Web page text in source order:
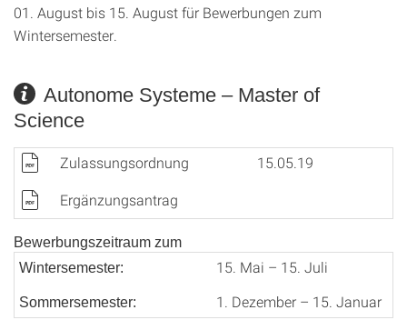
01. August bis 15. August für Bewerbungen zum
Wintersemester.
Autonome Systeme – Master of
Science
Zulassungsordnung
15.05.19
Ergänzungsantrag
Bewerbungszeitraum zum
Wintersemester:
15. Mai – 15. Juli
Sommersemester: 1. Dezember – 15. Januar